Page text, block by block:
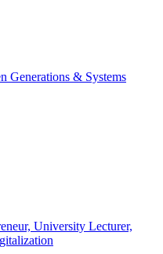
Generations & Systems
University Lecturer,